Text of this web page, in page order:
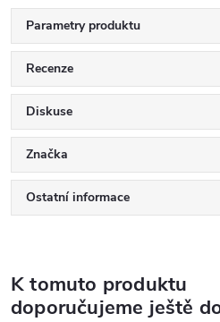
Parametry produktu
Recenze
Diskuse
Značka
Ostatní informace
K tomuto produktu
doporučujeme ještě